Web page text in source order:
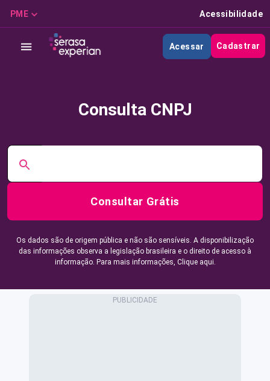
PME Acessibilidade
Acessar Cadastrar
Consulta CNPJ
Consultar Grátis
Os dados são de origem pública e não são sensíveis. A disponibilização
das informações observa a legislação brasileira e o direito de acesso à
informação. Para mais informações, Clique aqui.